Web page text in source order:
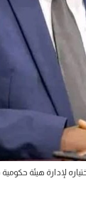
لإدارة هيئة